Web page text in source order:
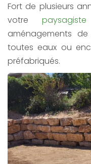
Fort de plusieurs
votre
aménagements
toutes eaux ou
préfabriqués.